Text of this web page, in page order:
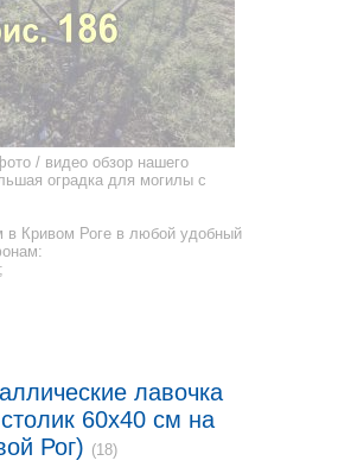
/ видео обзор нашего
оградка для могилы с
в Кривом Роге в любой удобный
лавочка
60x40 см на
Рог) (18)